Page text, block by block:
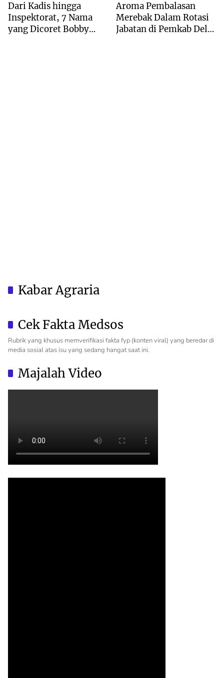
Dari Kadis hingga
Inspektorat, 7 Nama
yang Dicoret Bobby
Aroma Pembalasan
Merebak Dalam Rotasi
Jabatan di Pemkab Deli
Kabar Agraria
Cek Fakta Medsos
Rubrik yang khusus memverifikasi fakta fyp (konten viral) yang beredar di
media sosial atas isu yang sedang hangat saat ini.
Majalah Video